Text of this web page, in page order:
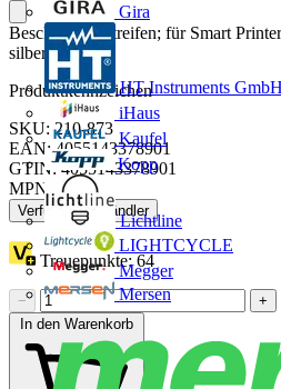
Gira
HT Instruments GmbH
iHaus
Kaufel
Kopp
Lichtline
LIGHTCYCLE
Megger
Mersen
Beschriftungsstreifen; für Smart
silberfarben
Produktkennzeichen
SKU: 210-873
EAN: 4055143378901
GTIN: 4055143378901
MPN: 210-873
Verfügbar: 1 Händler
Treuepunkte:64
−
+
In den Warenkorb